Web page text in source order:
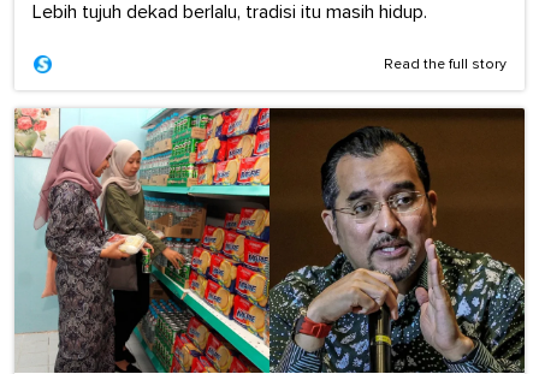
Lebih tujuh dekad berlalu, tradisi itu masih hidup.
Read the full story